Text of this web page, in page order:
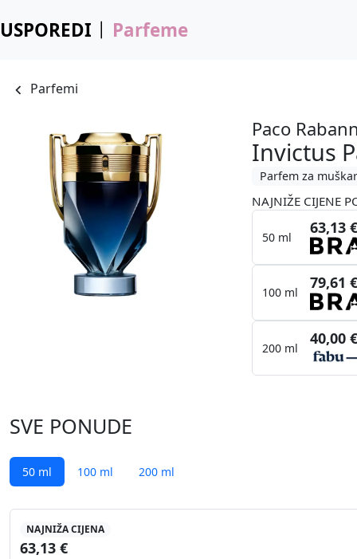
USPOREDI Parfeme
Parfemi
Paco
Invictus
Parfem za
NAJNIŽE CIJENE
50 ml
63,13
100 ml
79,61
200 ml
40,00
SVE PONUDE
50 ml 100 ml 200 ml
NAJNIŽA CIJENA
63,13 €